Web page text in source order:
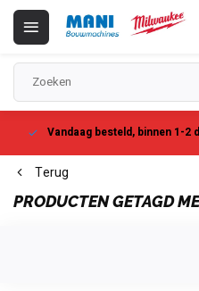
Vandaag besteld, binnen 1-2
Terug
PRODUCTEN GETAGD